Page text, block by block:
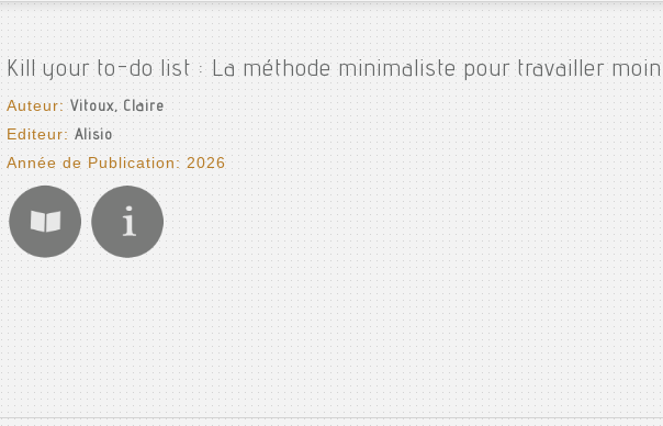
Kill your to-do list : La méthode minimaliste pour travailler
Auteur: Vitoux, Claire
Editeur:Alisio
Année de Publication: 2026